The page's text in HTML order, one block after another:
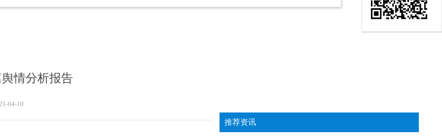
情分析报告
04-10
推荐资讯